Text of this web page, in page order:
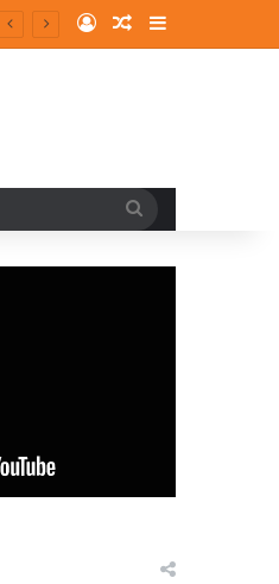
Log InRandom Article
Sidebar